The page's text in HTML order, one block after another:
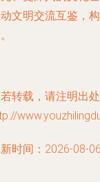
文明交流互鉴，
转载，请注明出处
时间：2026-08-